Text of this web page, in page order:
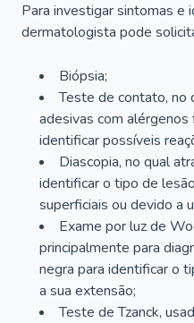
Para investigar sintomas e
dermatologista pode
Biópsia;
Teste de contato, no
adesivas com
identificar possíveis
Diascopia, no qual
identificar o tipo de
superficiais ou devido a
Exame por luz de
principalmente para
negra para identificar o
a sua extensão;
Teste de Tzanck,